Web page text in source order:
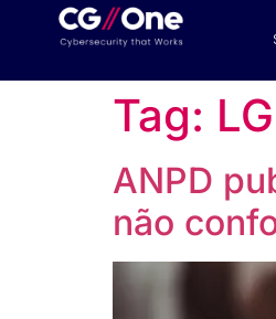
Tag:
ANPD
não